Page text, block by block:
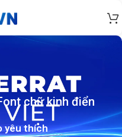
chữ kinh điển
yêu thích